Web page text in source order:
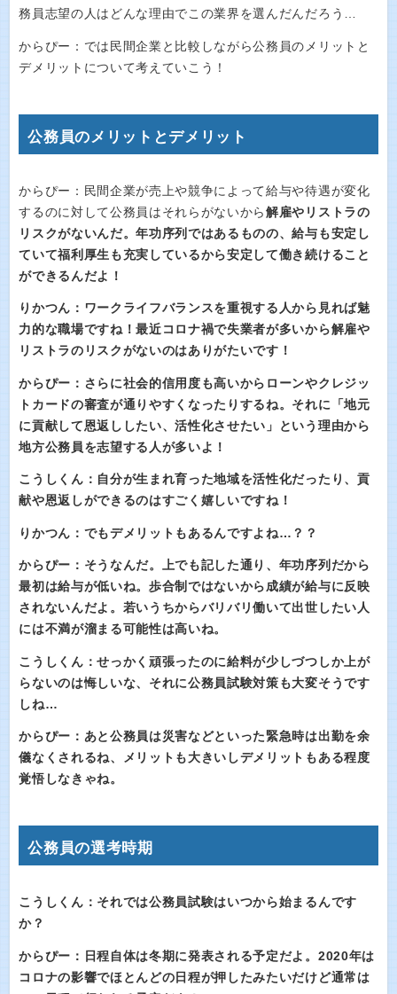
務員志望の人はどんな理由でこの業界を選んだんだろう…
からぴー：では民間企業と比較しながら公務員のメリットと
デメリットについて考えていこう！
公務員のメリットとデメリット
からぴー：民間企業が売上や競争によって給与や待遇が変化
するのに対して公務員はそれらがないから解雇やリストラの
リスクがないんだ。年功序列ではあるものの、給与も安定し
ていて福利厚生も充実しているから安定して働き続けること
ができるんだよ！
りかつん：ワークライフバランスを重視する人から見れば魅
力的な職場ですね！最近コロナ禍で失業者が多いから解雇や
リストラのリスクがないのはありがたいです！
からぴー：さらに社会的信用度も高いからローンやクレジッ
トカードの審査が通りやすくなったりするね。それに「地元
に貢献して恩返ししたい、活性化させたい」という理由から
地方公務員を志望する人が多いよ！
こうしくん： 自分が生まれ育った地域を活性化だったり、貢
献や恩返しができるのはすごく嬉しいですね！
りかつん：でもデメリットもあるんですよね…？？
からぴー：そうなんだ。上でも記した通り、年功序列だから
最初は給与が低いね。歩合制ではないから成績が給与に反映
されないんだよ。若いうちからバリバリ働いて出世したい人
には不満が溜まる可能性は高いね。
こうしくん：せっかく頑張ったのに給料が少しづつしか上が
らないのは悔しいな、それに公務員試験対策も大変そうです
しね…
からぴー：あと公務員は災害などといった緊急時は出勤を余
儀なくされるね、メリットも大きいしデメリットもある程度
覚悟しなきゃね。
公務員の選考時期
こうしくん：それでは公務員試験はいつから始まるんです
か？
からぴー：日程自体は冬期に発表される予定だよ。2020年は
コロナの影響でほとんどの日程が押したみたいだけど通常は